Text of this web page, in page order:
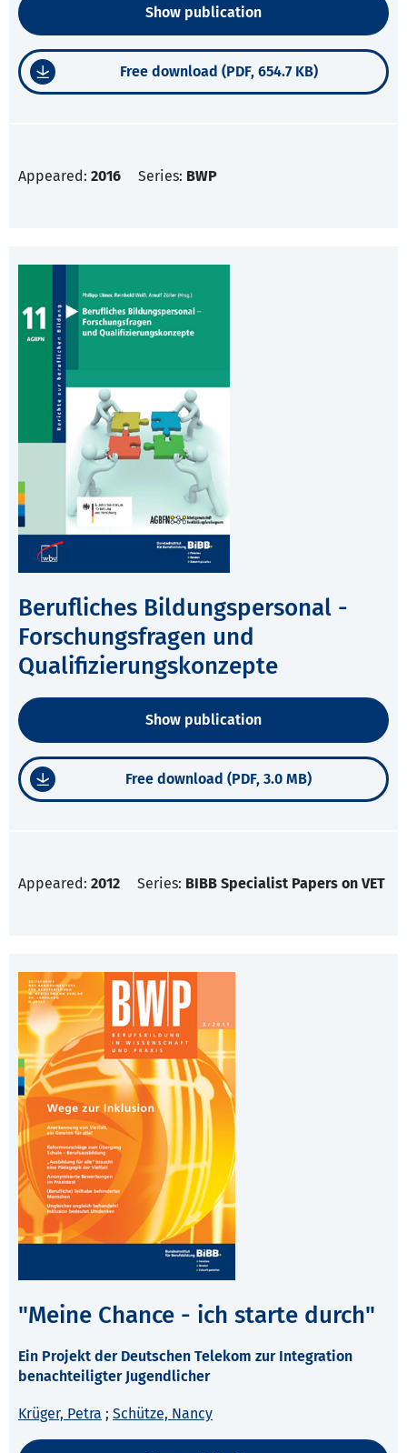
Show publication
Free download (PDF, 654.7 KB)
Appeared: 2016 Series: BWP
Berufliches Bildungspersonal -
Forschungsfragen und
Qualifizierungskonzepte
Show publication
Free download (PDF, 3.0 MB)
Appeared: 2012 Series: BIBB Specialist Papers on VET
"Meine Chance - ich starte durch"
Ein Projekt der Deutschen Telekom zur Integration
benachteiligter Jugendlicher
Krüger, Petra ; Schütze, Nancy